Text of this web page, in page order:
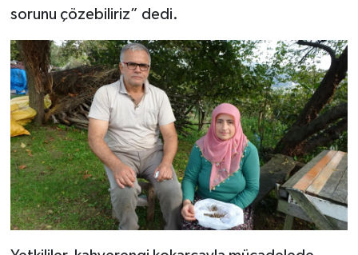
sorunu çözebiliriz” dedi.